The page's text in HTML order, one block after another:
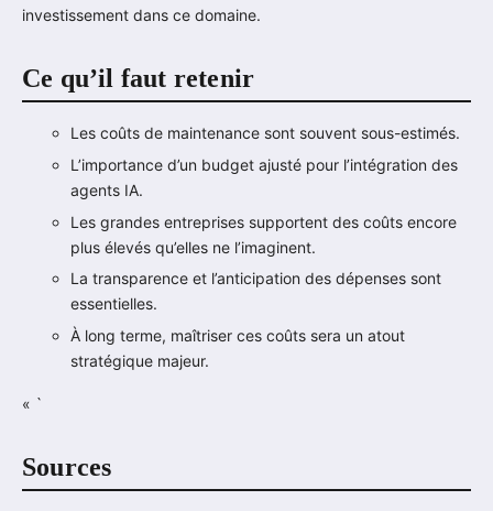
investissement dans ce domaine.
Ce qu’il faut retenir
Les coûts de maintenance sont souvent sous-estimés.
L’importance d’un budget ajusté pour l’intégration des
agents IA.
Les grandes entreprises supportent des coûts encore
plus élevés qu’elles ne l’imaginent.
La transparence et l’anticipation des dépenses sont
essentielles.
À long terme, maîtriser ces coûts sera un atout
stratégique majeur.
« `
Sources